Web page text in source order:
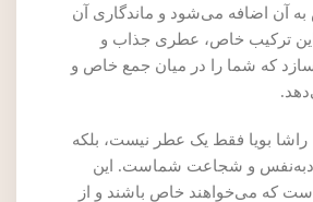
آن اضافه می‌شود و ماندگاری آن
این ترکیب خاص، عطری جذاب و
که شما را در میان جمع خاص و
بویا فقط یک عطر نیست، بلکه
و شجاعت شماست. این
که می‌خواهند خاص باشند و از